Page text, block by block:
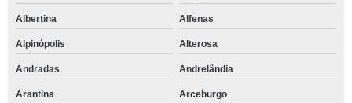
Albertina Alfenas
Alpinópolis Alterosa
Andradas Andrelândia
Arantina Arceburgo